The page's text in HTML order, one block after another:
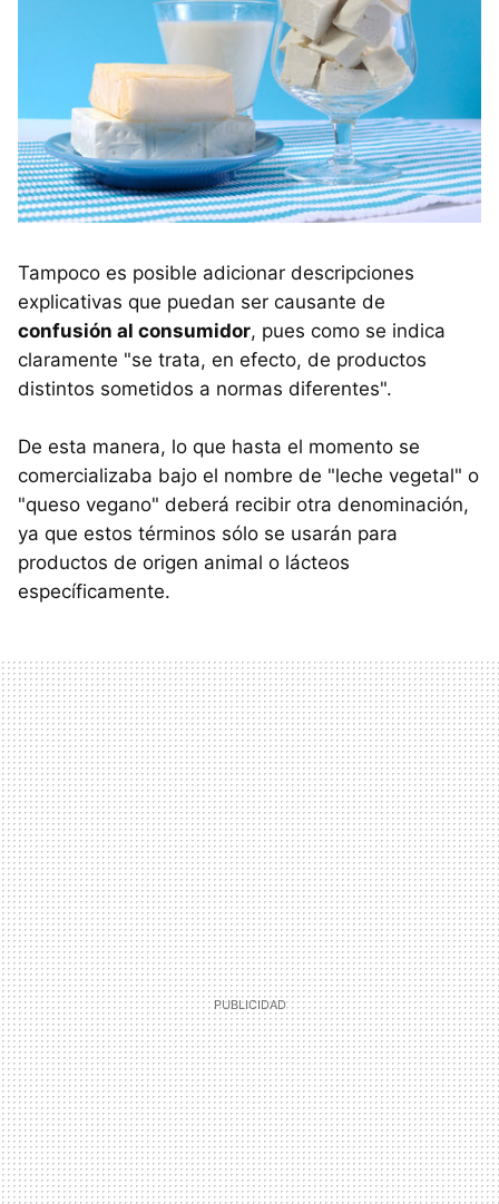
Tampoco es posible adicionar descripciones
explicativas que puedan ser causante de
confusión al consumidor, pues como se indica
claramente "se trata, en efecto, de productos
distintos sometidos a normas diferentes".
De esta manera, lo que hasta el momento se
comercializaba bajo el nombre de "leche vegetal" o
"queso vegano" deberá recibir otra denominación,
ya que estos términos sólo se usarán para
productos de origen animal o lácteos
específicamente.